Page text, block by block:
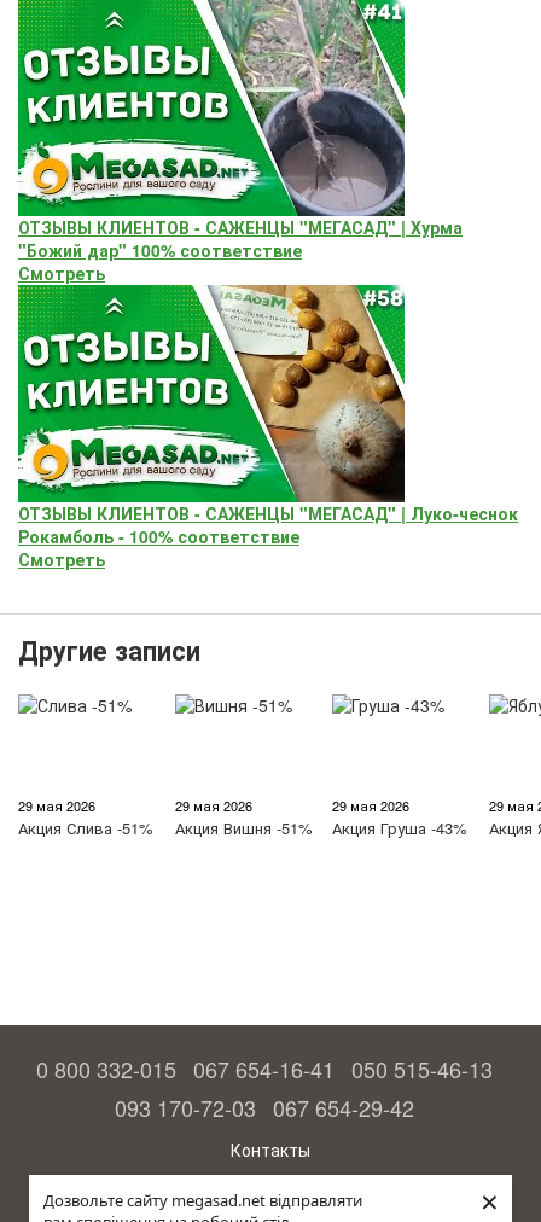
Дозвольте сайту megasad.net відправляти
×
ОТЗЫВЫ КЛИЕНТОВ - САЖЕНЦЫ "МЕГАСАД" | Хурма
"Божий дар" ​100% соответствие
Смотреть
ОТЗЫВЫ КЛИЕНТОВ - САЖЕНЦЫ "МЕГАСАД" | Луко-чеснок
Рокамболь - 100% соответствие
Смотреть
Другие записи
29 мая 2026
Акция Слива -51%
29 мая 2026
Акция Вишня -51%
29 мая 2026
Акция Груша -43%
29 мая
Акция
0 800 332-015 067 654-16-41
050 515-46-13
093 170-72-03 067 654-29-42
Контакты
Полная версия сайта